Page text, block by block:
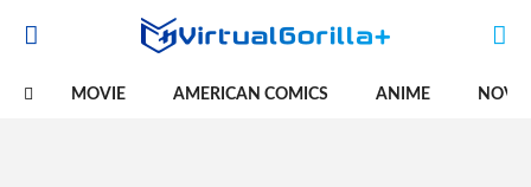
MOVIE AMERICAN COMICS ANIME